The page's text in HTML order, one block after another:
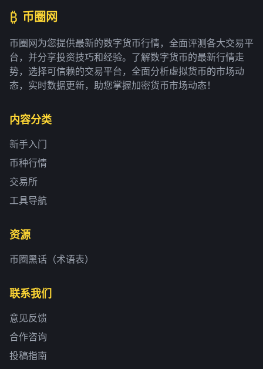
₿ 币圈网
币圈网为您提供最新的数字货币行情，全面评测各大交易平
台，并分享投资技巧和经验。了解数字货币的最新行情走
势，选择可信赖的交易平台，全面分析虚拟货币的市场动
态，实时数据更新，助您掌握加密货币市场动态！
内容分类
新手入门
币种行情
交易所
工具导航
资源
币圈黑话（术语表）
联系我们
意见反馈
合作咨询
投稿指南